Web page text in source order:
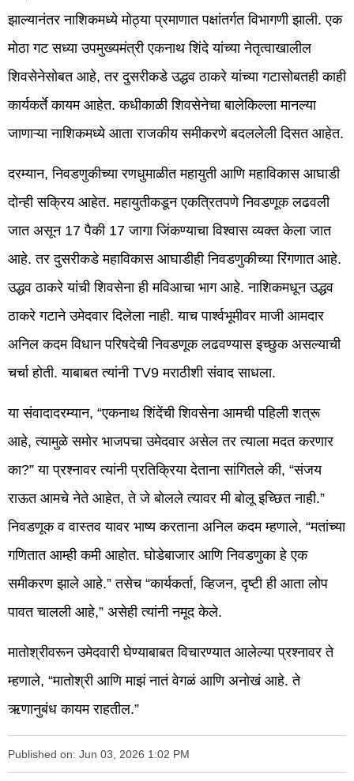
झाल्यानंतर नाशिकमध्ये मोठ्या प्रमाणात पक्षांतर्गत विभागणी झाली. एक
मोठा गट सध्या उपमुख्यमंत्री एकनाथ शिंदे यांच्या नेतृत्वाखालील
शिवसेनेसोबत आहे, तर दुसरीकडे उद्धव ठाकरे यांच्या गटासोबतही काही
कार्यकर्ते कायम आहेत. कधीकाळी शिवसेनेचा बालेकिल्ला मानल्या
जाणाऱ्या नाशिकमध्ये आता राजकीय समीकरणे बदललेली दिसत आहेत.
दरम्यान, निवडणुकीच्या रणधुमाळीत महायुती आणि महाविकास आघाडी
दोन्ही सक्रिय आहेत. महायुतीकडून एकत्रितपणे निवडणूक लढवली
जात असून 17 पैकी 17 जागा जिंकण्याचा विश्वास व्यक्त केला जात
आहे. तर दुसरीकडे महाविकास आघाडीही निवडणुकीच्या रिंगणात आहे.
उद्धव ठाकरे यांची शिवसेना ही मविआचा भाग आहे. नाशिकमधून उद्धव
ठाकरे गटाने उमेदवार दिलेला नाही. याच पार्श्वभूमीवर माजी आमदार
अनिल कदम विधान परिषदेची निवडणूक लढवण्यास इच्छुक असल्याची
चर्चा होती. याबाबत त्यांनी TV9 मराठीशी संवाद साधला.
या संवादादरम्यान, “एकनाथ शिंदेंची शिवसेना आमची पहिली शत्रू
आहे, त्यामुळे समोर भाजपचा उमेदवार असेल तर त्याला मदत करणार
का?” या प्रश्नावर त्यांनी प्रतिक्रिया देताना सांगितले की, “संजय
राऊत आमचे नेते आहेत, ते जे बोलले त्यावर मी बोलू इच्छित नाही.”
निवडणूक व वास्तव यावर भाष्य करताना अनिल कदम म्हणाले, “मतांच्या
गणितात आम्ही कमी आहोत. घोडेबाजार आणि निवडणुका हे एक
समीकरण झाले आहे.” तसेच “कार्यकर्ता, व्हिजन, दृष्टी ही आता लोप
पावत चालली आहे,” असेही त्यांनी नमूद केले.
मातोश्रीवरून उमेदवारी घेण्याबाबत विचारण्यात आलेल्या प्रश्नावर ते
म्हणाले, “मातोश्री आणि माझं नातं वेगळं आणि अनोखं आहे. ते
ऋणानुबंध कायम राहतील.”
Published on: Jun 03, 2026 1:02 PM